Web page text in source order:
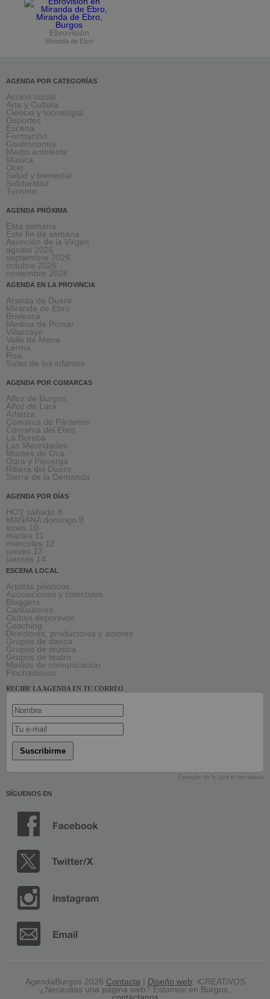
Ebrovisión
Miranda de Ebro
AGENDA POR CATEGORÍAS
Acción social
Arte y Cultura
Ciencia y tecnología
Deportes
Escena
Formación
Gastronomía
Medio ambiente
Música
Ocio
Salud y bienestar
Solidaridad
Turismo
AGENDA PRÓXIMA
Esta semana
Este fin de semana
Asunción de la Virgen
agosto 2026
septiembre 2026
octubre 2026
noviembre 2026
AGENDA EN LA PROVINCIA
Aranda de Duero
Miranda de Ebro
Briviesca
Medina de Pomar
Villarcayo
Valle de Mena
Lerma
Roa
Salas de los infantes
AGENDA POR COMARCAS
Alfoz de Burgos
Alfoz de Lara
Arlanza
Comarca de Páramos
Comarca del Ebro
La Bureba
Las Merindades
Montes de Oca
Odra y Pisuerga
Ribera del Duero
Sierra de la Demanda
AGENDA POR DÍAS
HOY sábado 8
MAÑANA domingo 9
lunes 10
martes 11
miércoles 12
jueves 13
viernes 14
ESCENA LOCAL
Artistas plásticos
Asociaciones y colectivos
Bloggers
Cantautores
Clubes deportivos
Coaching
Directores, productores y actores
Grupos de danza
Grupos de música
Grupos de teatro
Medios de comunicación
Pinchadiscos
RECIBE LA AGENDA EN TU CORREO
Suscribirme
Ejemplo de lo que te enviamos
SÍGUENOS EN
AgendaBurgos 2026 Contacta| Diseño web: iCREATiVOS
¿Necesitas una página web? Estamos en Burgos,